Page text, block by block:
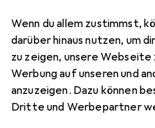
Wenn du allem zustimmst,
darüber hinaus nutzen, um
zu zeigen, unsere
Werbung auf unseren und
anzuzeigen. Dazu können
Dritte und Werbepartner
Preis in EUR inkl. MwSt.
Schneller lieferbar
Angebot für
EUR
41,71